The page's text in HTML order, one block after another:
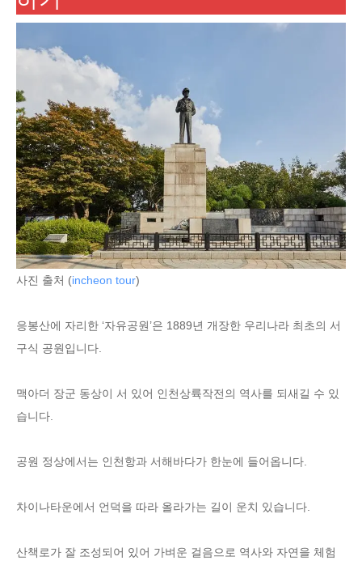
사진 출처 (incheon tour)
응봉산에 자리한 ‘자유공원’은 1889년 개장한 우리나라 최초의 서
구식 공원입니다.
맥아더 장군 동상이 서 있어 인천상륙작전의 역사를 되새길 수 있
습니다.
공원 정상에서는 인천항과 서해바다가 한눈에 들어옵니다.
차이나타운에서 언덕을 따라 올라가는 길이 운치 있습니다.
산책로가 잘 조성되어 있어 가벼운 걸음으로 역사와 자연을 체험